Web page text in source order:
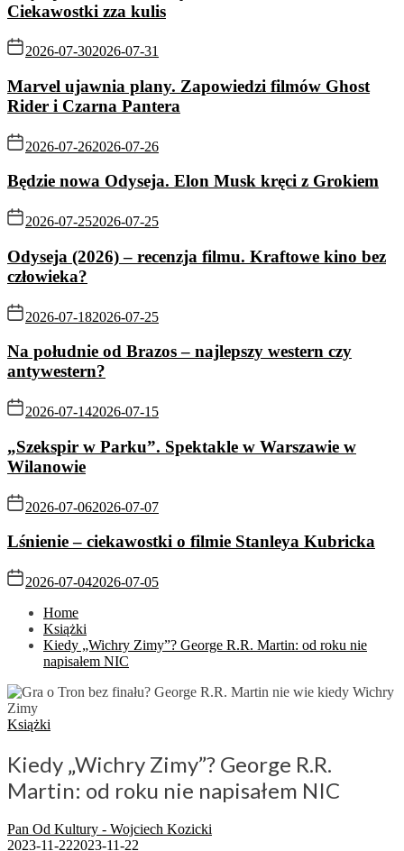
Ciekawostki zza kulis
2026-07-302026-07-31
Marvel ujawnia plany. Zapowiedzi filmów Ghost
Rider i Czarna Pantera
2026-07-262026-07-26
Będzie nowa Odyseja. Elon Musk kręci z Grokiem
2026-07-252026-07-25
Odyseja (2026) – recenzja filmu. Kraftowe kino bez
człowieka?
2026-07-182026-07-25
Na południe od Brazos – najlepszy western czy
antywestern?
2026-07-142026-07-15
„Szekspir w Parku”. Spektakle w Warszawie w
Wilanowie
2026-07-062026-07-07
Lśnienie – ciekawostki o filmie Stanleya Kubricka
2026-07-042026-07-05
Home
Książki
Kiedy „Wichry Zimy”? George R.R. Martin: od roku nie
napisałem NIC
Książki
Kiedy „Wichry Zimy”? George R.R.
Martin: od roku nie napisałem NIC
Pan Od Kultury - Wojciech Kozicki
2023-11-222023-11-22